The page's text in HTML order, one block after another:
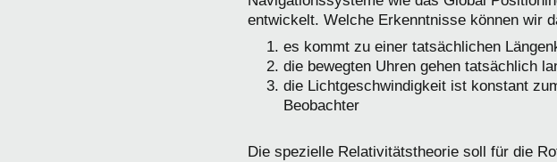
entwickelt. Welche Erkenntnisse können wir
es kommt zu einer tatsächlichen
die bewegten Uhren gehen tatsächlich
die Lichtgeschwindigkeit ist konstant
Beobachter
Die spezielle Relativitätstheorie soll für die